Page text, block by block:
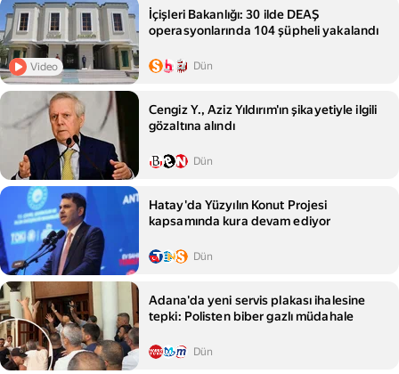
Video
İçişleri Bakanlığı: 30 ilde DEAŞ
operasyonlarında 104 şüpheli yakalandı
Dün
Cengiz Y., Aziz Yıldırım'ın şikayetiyle ilgili
gözaltına alındı
Dün
Hatay'da Yüzyılın Konut Projesi
kapsamında kura devam ediyor
Dün
Adana'da yeni servis plakası ihalesine
tepki: Polisten biber gazlı müdahale
Dün